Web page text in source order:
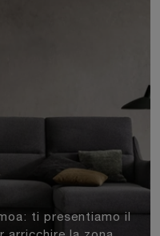
ti presentiamo il